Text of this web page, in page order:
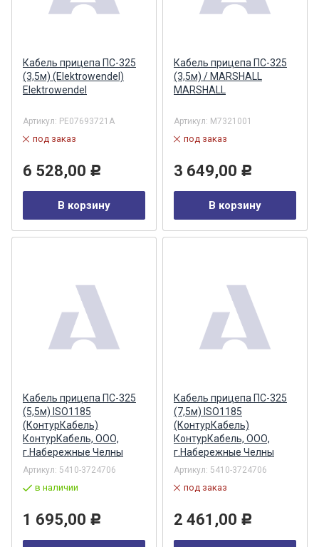
Кабель прицепа ПС-325
(3,5м) (Elektrowendel)
Elektrowendel
Артикул: PE07693721А
под заказ
6 528,00 Р
В корзину
Кабель прицепа ПС-325
(3,5м) / MARSHALL
MARSHALL
Артикул: M7321001
под заказ
3 649,00 Р
В корзину
Кабель прицепа ПС-325
(5,5м) ISO1185
(КонтурКабель)
КонтурКабель, ООО,
г.Набережные Челны
Артикул: 5410-3724706
в наличии
1 695,00 Р
Кабель прицепа ПС-325
(7,5м) ISO1185
(КонтурКабель)
КонтурКабель, ООО,
г.Набережные Челны
Артикул: 5410-3724706
под заказ
2 461,00 Р